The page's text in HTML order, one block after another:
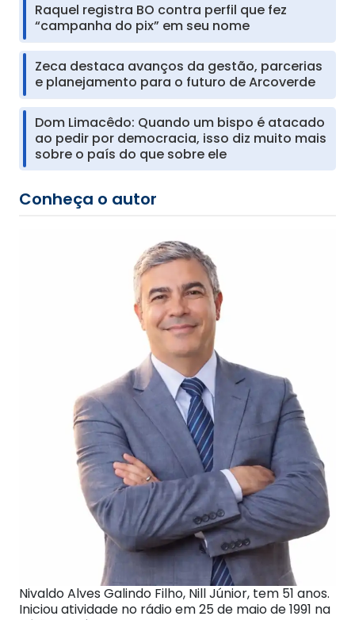
Raquel registra BO contra perfil que fez
“campanha do pix” em seu nome
Zeca destaca avanços da gestão, parcerias
e planejamento para o futuro de Arcoverde
Dom Limacêdo: Quando um bispo é atacado
ao pedir por democracia, isso diz muito mais
sobre o país do que sobre ele
Conheça o autor
Nivaldo Alves Galindo Filho, Nill Júnior, tem 51 anos.
Iniciou atividade no rádio em 25 de maio de 1991 na